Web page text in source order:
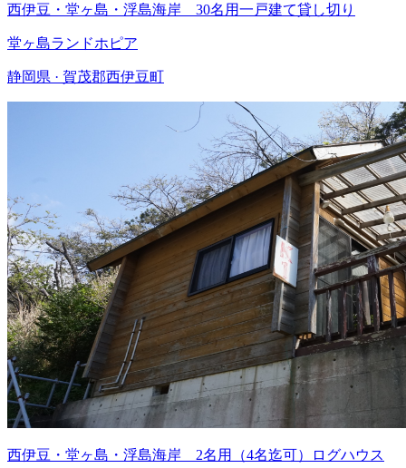
西伊豆・堂ヶ島・浮島海岸 30名用一戸建て貸し切り
堂ヶ島ランドホピア
静岡県 · 賀茂郡西伊豆町
西伊豆・堂ヶ島・浮島海岸 2名用（4名迄可）ログハウス